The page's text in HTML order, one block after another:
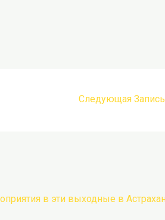
Следующая Запись